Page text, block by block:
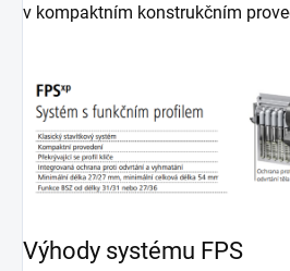
v kompaktním konstrukčním
Výhody systému FPS